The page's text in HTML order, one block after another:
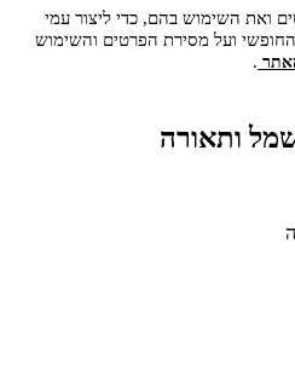
ואת השימוש בהם, כדי ליצור עמי
ועל מסירת הפרטים והשימוש
.
ותאורה